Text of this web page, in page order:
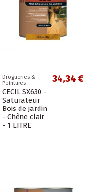
Drogueries &
Peintures
CECIL SX630 -
Saturateur
Bois de jardin
- Chêne clair
- 1 LITRE
34,34 €